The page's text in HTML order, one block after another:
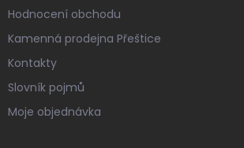
Hodnocení obchodu
Kamenná prodejna Přeštice
Kontakty
Slovník pojmů
Moje objednávka